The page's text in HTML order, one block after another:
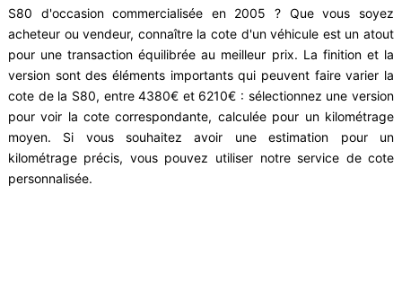
S80 d'occasion commercialisée en 2005 ? Que vous soyez
acheteur ou vendeur, connaître la cote d'un véhicule est un atout
pour une transaction équilibrée au meilleur prix. La finition et la
version sont des éléments importants qui peuvent faire varier la
cote de la S80, entre 4380€ et 6210€ : sélectionnez une version
pour voir la cote correspondante, calculée pour un kilométrage
moyen. Si vous souhaitez avoir une estimation pour un
kilométrage précis, vous pouvez utiliser notre service de cote
personnalisée.